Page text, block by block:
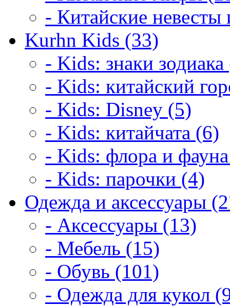
- Китайские
Kurhn Kids (33)
- Kids: знаки
- Kids: китайский
- Kids: Disney (5)
- Kids: китайчата (6)
- Kids: флора и
- Kids: парочки (4)
Одежда и аксессуары
- Аксессуары (13)
- Мебель (15)
- Обувь (101)
- Одежда для кукол